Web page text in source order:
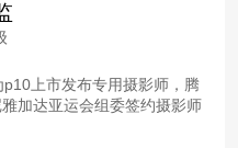
上市发布专用摄影师，腾
加达亚运会组委签约摄影师